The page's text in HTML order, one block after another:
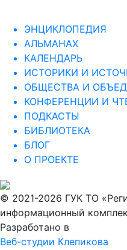
ЭНЦИКЛОПЕДИЯ
АЛЬМАНАХ
КАЛЕНДАРЬ
ИСТОРИКИ И
ОБЩЕСТВА И
КОНФЕРЕНЦИИ И
ПОДКАСТЫ
БИБЛИОТЕКА
БЛОГ
О ПРОЕКТЕ
© 2021-2026 ГУК ТО
информационный
Разработано в
Веб-студии Клепикова